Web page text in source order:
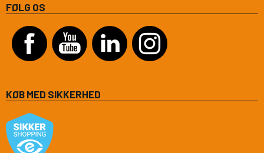
FØLG OS
KØB MED SIKKERHED